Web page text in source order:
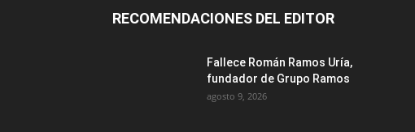
RECOMENDACIONES DEL EDITOR
Fallece Román Ramos Uría,
fundador de Grupo Ramos
agosto 9, 2026